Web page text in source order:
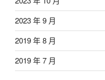
2023 年 9 月
2019 年 8 月
2019 年 7 月